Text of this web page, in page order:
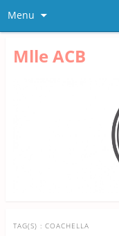
Menu
Mlle ACB
TAG(S) : COACHELLA